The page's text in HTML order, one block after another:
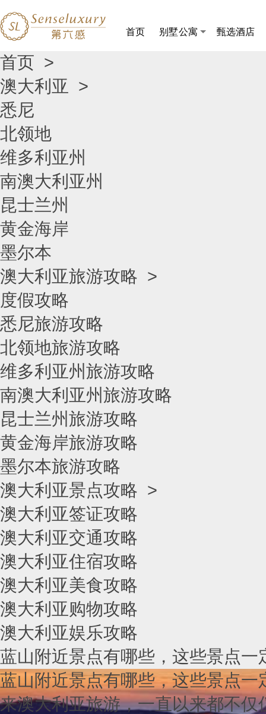
首页 别墅公寓 甄选酒店
首页 >
澳大利亚
>
悉尼
北领地
维多利亚州
南澳大利亚州
昆士兰州
黄金海岸
墨尔本
澳大利亚旅游攻略 >
度假攻略
悉尼旅游攻略
北领地旅游攻略
维多利亚州旅游攻略
南澳大利亚州旅游攻略
昆士兰州旅游攻略
黄金海岸旅游攻略
墨尔本旅游攻略
澳大利亚景点攻略 >
澳大利亚签证攻略
澳大利亚交通攻略
澳大利亚住宿攻略
澳大利亚美食攻略
澳大利亚购物攻略
澳大利亚娱乐攻略
蓝山附近景点有哪些，这些景点一
蓝山附近景点有哪些，这些景点一
来澳大利亚旅游，一直以来都不